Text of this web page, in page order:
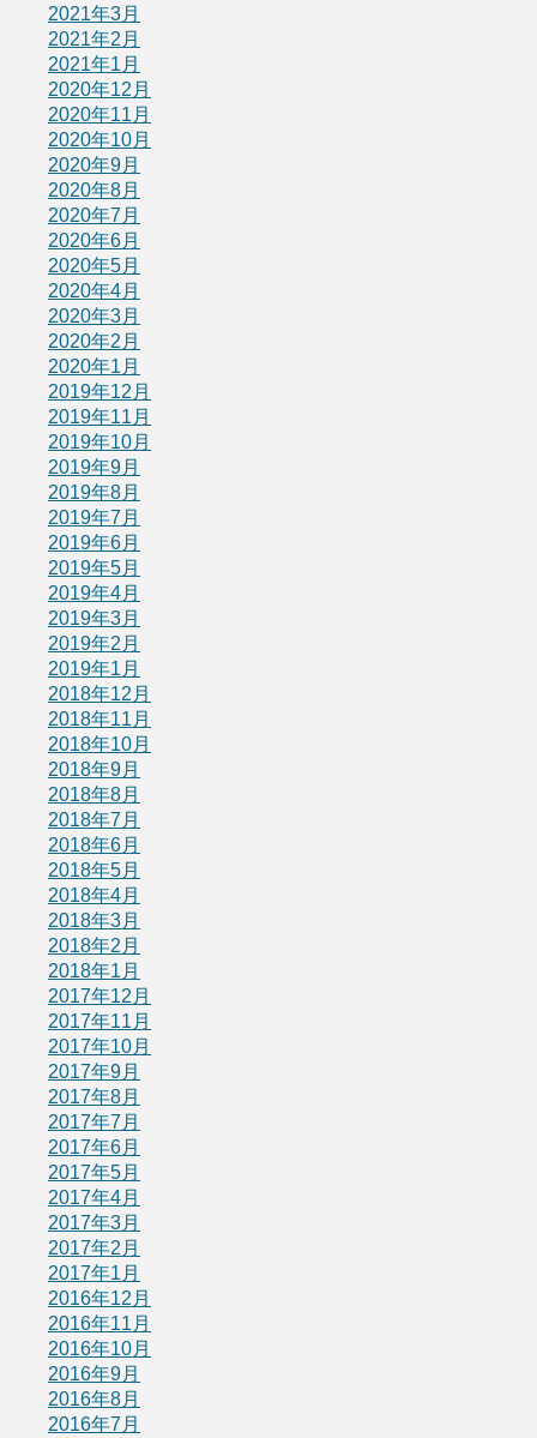
2021年3月
2021年2月
2021年1月
2020年12月
2020年11月
2020年10月
2020年9月
2020年8月
2020年7月
2020年6月
2020年5月
2020年4月
2020年3月
2020年2月
2020年1月
2019年12月
2019年11月
2019年10月
2019年9月
2019年8月
2019年7月
2019年6月
2019年5月
2019年4月
2019年3月
2019年2月
2019年1月
2018年12月
2018年11月
2018年10月
2018年9月
2018年8月
2018年7月
2018年6月
2018年5月
2018年4月
2018年3月
2018年2月
2018年1月
2017年12月
2017年11月
2017年10月
2017年9月
2017年8月
2017年7月
2017年6月
2017年5月
2017年4月
2017年3月
2017年2月
2017年1月
2016年12月
2016年11月
2016年10月
2016年9月
2016年8月
2016年7月